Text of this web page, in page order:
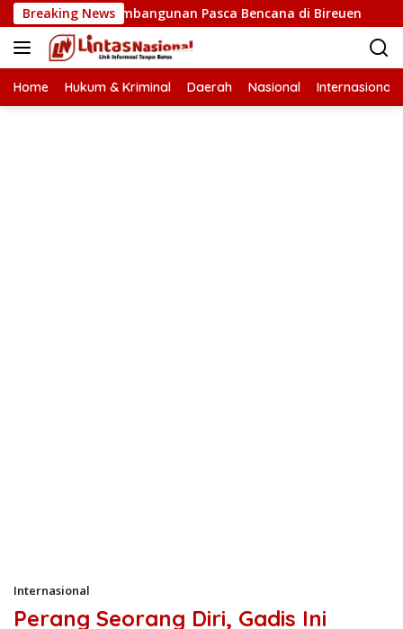
Langsung
ke
konten
Breaking News
Pembangunan Pasca Bencana di Bireuen
Home Hukum & Kriminal Daerah Nasional Internasional
Internasional
Perang Seorang Diri, Gadis Ini